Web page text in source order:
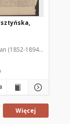
(1852-1894). Red.
Więcej